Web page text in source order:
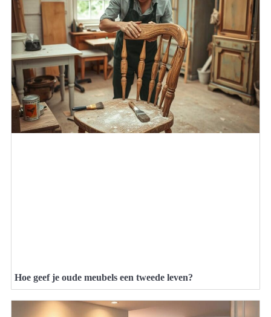
Hoe geef je oude meubels een tweede leven?